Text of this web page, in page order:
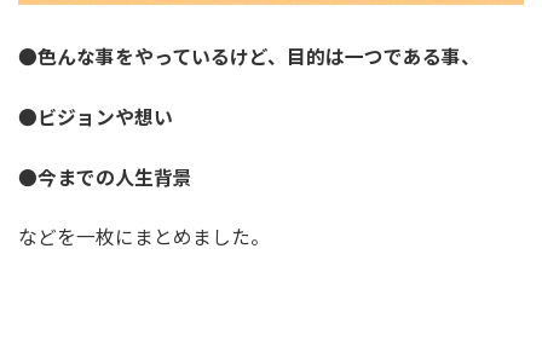
●色んな事をやっているけど、目的は一つである事、
●ビジョンや想い
●今までの人生背景
などを一枚にまとめました。